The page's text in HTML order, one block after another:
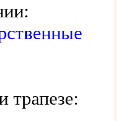
трапезе: